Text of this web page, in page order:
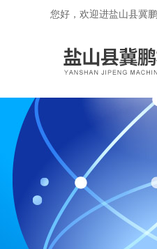
您好，欢迎进盐山县冀